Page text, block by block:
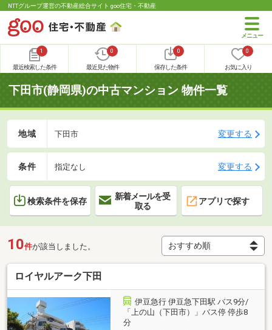
NTTグループ運営の不動産総合サイト goo住宅・不動産
1
最近検索した条件
0
最近見た物件
0
保存した条件
0
お気に入り
下田市(静岡県)の中古マンション 物件一覧
地域 下田市 変更する
条件 指定なし 変更する
検索条件を保存
新着メールを受
取る
アプリで探す
10件が該当しました。
ロイヤルアーク下田
伊豆急行 伊豆急下田駅 バス9分/
「上の山（下田市）」バス停 停歩8
分